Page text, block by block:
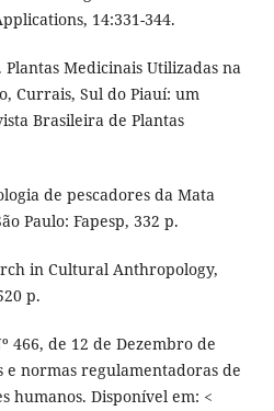
14:331-344.
Plantas Medicinais Utilizadas na
Currais, Sul do Piauí: um
Brasileira de Plantas
de pescadores da Mata
Paulo: Fapesp, 332 p.
in Cultural Anthropology,
p.
466, de 12 de Dezembro de
e normas regulamentadoras de
humanos. Disponível em: <